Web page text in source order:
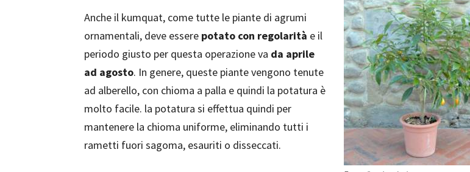
Anche il kumquat, come tutte le piante di agrumi
ornamentali, deve essere potato con regolarità e il
periodo giusto per questa operazione va da aprile
ad agosto. In genere, queste piante vengono tenute
ad alberello, con chioma a palla e quindi la potatura è
molto facile. la potatura si effettua quindi per
mantenere la chioma uniforme, eliminando tutti i
rametti fuori sagoma, esauriti o disseccati.